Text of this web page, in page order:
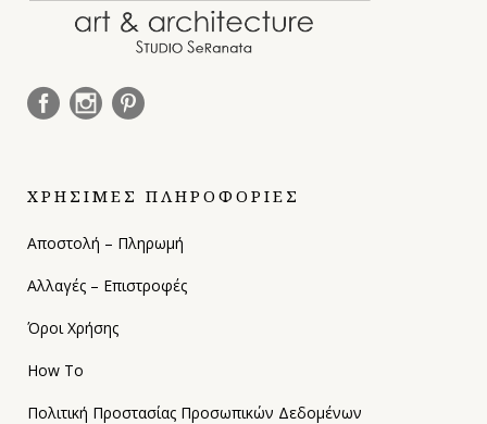
ΧΡΗΣΙΜΕΣ ΠΛΗΡΟΦΟΡΙΕΣ
Αποστολή – Πληρωμή
Αλλαγές – Επιστροφές
Όροι Χρήσης
How To
Πολιτική Προστασίας Προσωπικών Δεδομένων